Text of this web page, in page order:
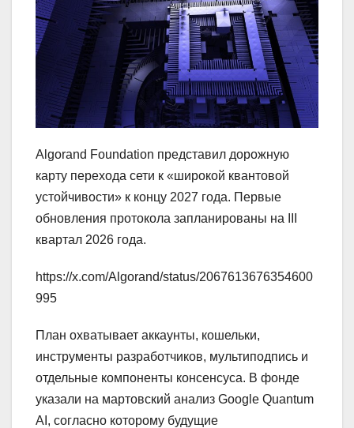
Algorand Foundation представил дорожную
карту перехода сети к «широкой квантовой
устойчивости» к концу 2027 года. Первые
обновления протокола запланированы на III
квартал 2026 года.
https://x.com/Algorand/status/2067613676354600
995
План охватывает аккаунты, кошельки,
инструменты разработчиков, мультиподпись и
отдельные компоненты консенсуса. В фонде
указали на мартовский анализ Google Quantum
AI, согласно которому будущие